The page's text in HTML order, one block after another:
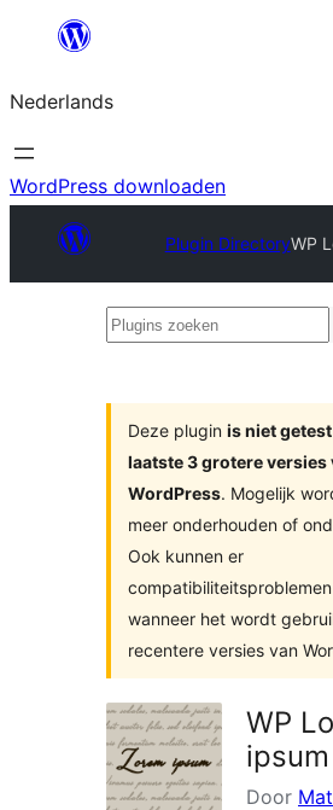
de
inhoud
Nederlands
WordPress downloaden
Plugin DirectoryWP
Plugins
Deze plugin is niet
laatste 3 grotere versies
WordPress. Mogelijk
meer onderhouden of
Ook kunnen er
wanneer het wordt
recentere versies van
WP
ipsum
Door